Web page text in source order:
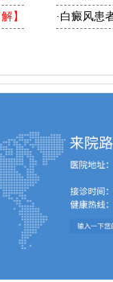
】
·白癜风患